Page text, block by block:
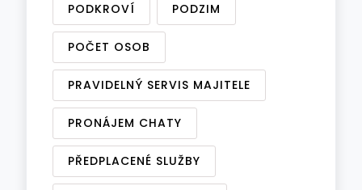
PODKROVÍ PODZIM
POČET OSOB
PRAVIDELNÝ SERVIS MAJITELE
PRONÁJEM CHATY
PŘEDPLACENÉ SLUŽBY